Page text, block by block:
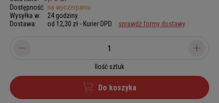
Dostępność: na wyczerpaniu
Wysyłka w:
24 godziny
Dostawa:
od 12,30 zł - Kurier DPD sprawdź formy dostawy
Ilość sztuk
Do koszyka